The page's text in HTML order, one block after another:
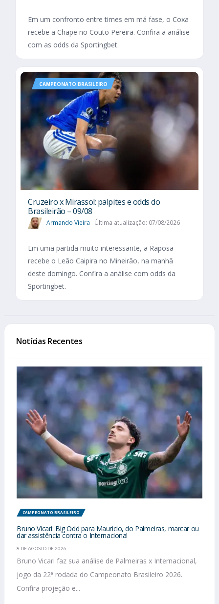
Em um confronto entre times em má fase, o Coxa
recebe a Chape no Couto Pereira. Confira a análise
com as odds da Sportingbet.
CAMPEONATO BRASILEIRO
Cruzeiro x Mirassol: palpites e odds do
Brasileirão – 09/08
Armando Vieira Última atualização: 07/08/2026
Em uma partida muito interessante, a Raposa
recebe o Leão Caipira no Mineirão, na manhã
deste domingo. Confira a análise com odds da
Sportingbet.
Notícias Recentes
CAMPEONATO BRASILEIRO
Bruno Vicari: Big Odd para Mauricio, do Palmeiras, marcar ou
dar assistência contra o Internacional
8 DE AGOSTO DE 2026
Bruno Vicari faz sua análise de Palmeiras x Internacional,
jogo da 22ª rodada do Campeonato Brasileiro 2026.
Confira projeção e...